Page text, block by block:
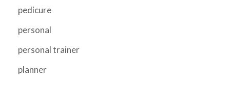
pedicure
personal
personal trainer
planner